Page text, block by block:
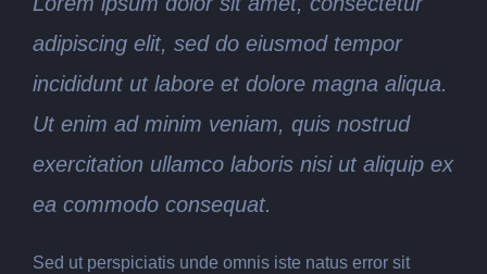
adipiscing elit, sed do eiusmod tempor
incididunt ut labore et dolore magna aliqua.
Ut enim ad minim veniam, quis nostrud
exercitation ullamco laboris nisi ut aliquip ex
ea commodo consequat.
Sed ut perspiciatis unde omnis iste natus error sit